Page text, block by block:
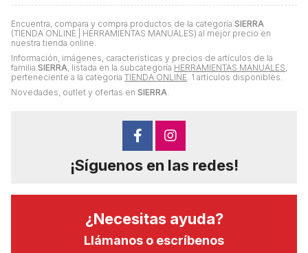
Encuentra, compara y compra productos de la categoría SIERRA
(TIENDA ONLINE | HERRAMIENTAS MANUALES) al mejor precio en
nuestra tienda online.
Información, imágenes, características y precios de artículos de la
familia SIERRA, listada en la subcategoría HERRAMIENTAS MANUALES,
perteneciente a la categoría TIENDA ONLINE. 1 artículos disponibles.
Novedades, outlet y ofertas en SIERRA.
¡Síguenos en las redes!
¿Necesitas ayuda?
Llámanos o escríbenos